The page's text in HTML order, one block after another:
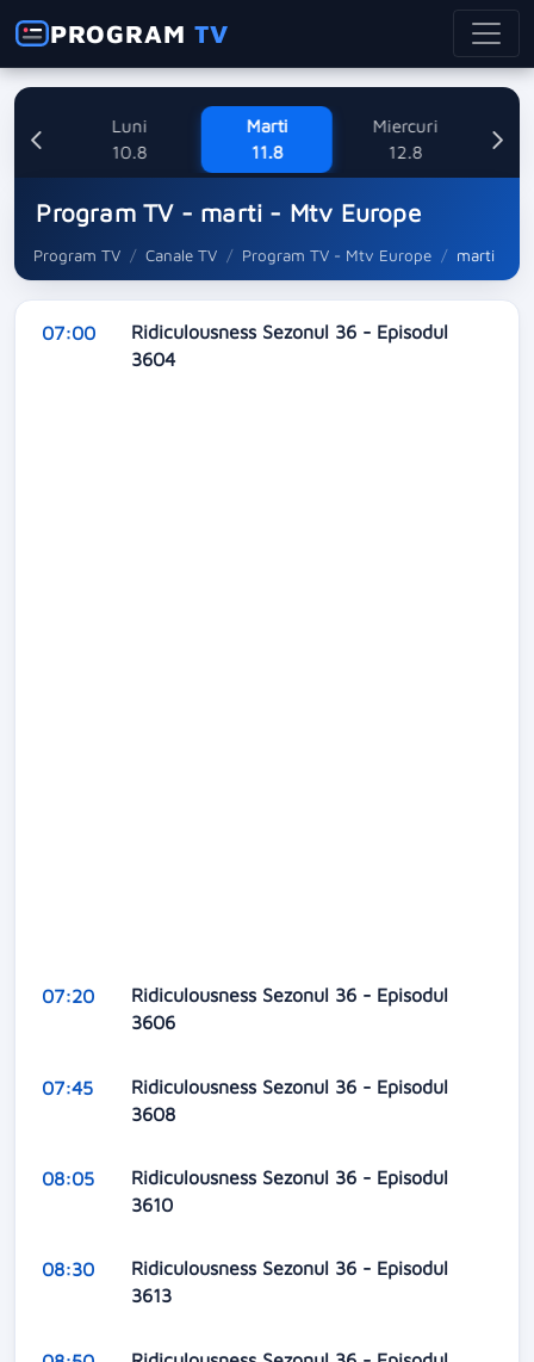
PROGRAMTV
Luni
10.8
Marti
11.8
Miercuri
12.8
Program TV - marti - Mtv Europe
Program TV Canale TV Program TV - Mtv Europe marti
07:00
Ridiculousness Sezonul 36 - Episodul
3604
07:20
Ridiculousness Sezonul 36 - Episodul
3606
07:45
Ridiculousness Sezonul 36 - Episodul
3608
08:05
Ridiculousness Sezonul 36 - Episodul
3610
08:30
Ridiculousness Sezonul 36 - Episodul
3613